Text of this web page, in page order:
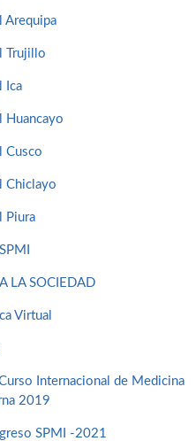
Arequipa
Trujillo
Ica
Huancayo
Cusco
Chiclayo
Piura
LA SOCIEDAD
Virtual
Internacional de Medicina
2019
SPMI -2021